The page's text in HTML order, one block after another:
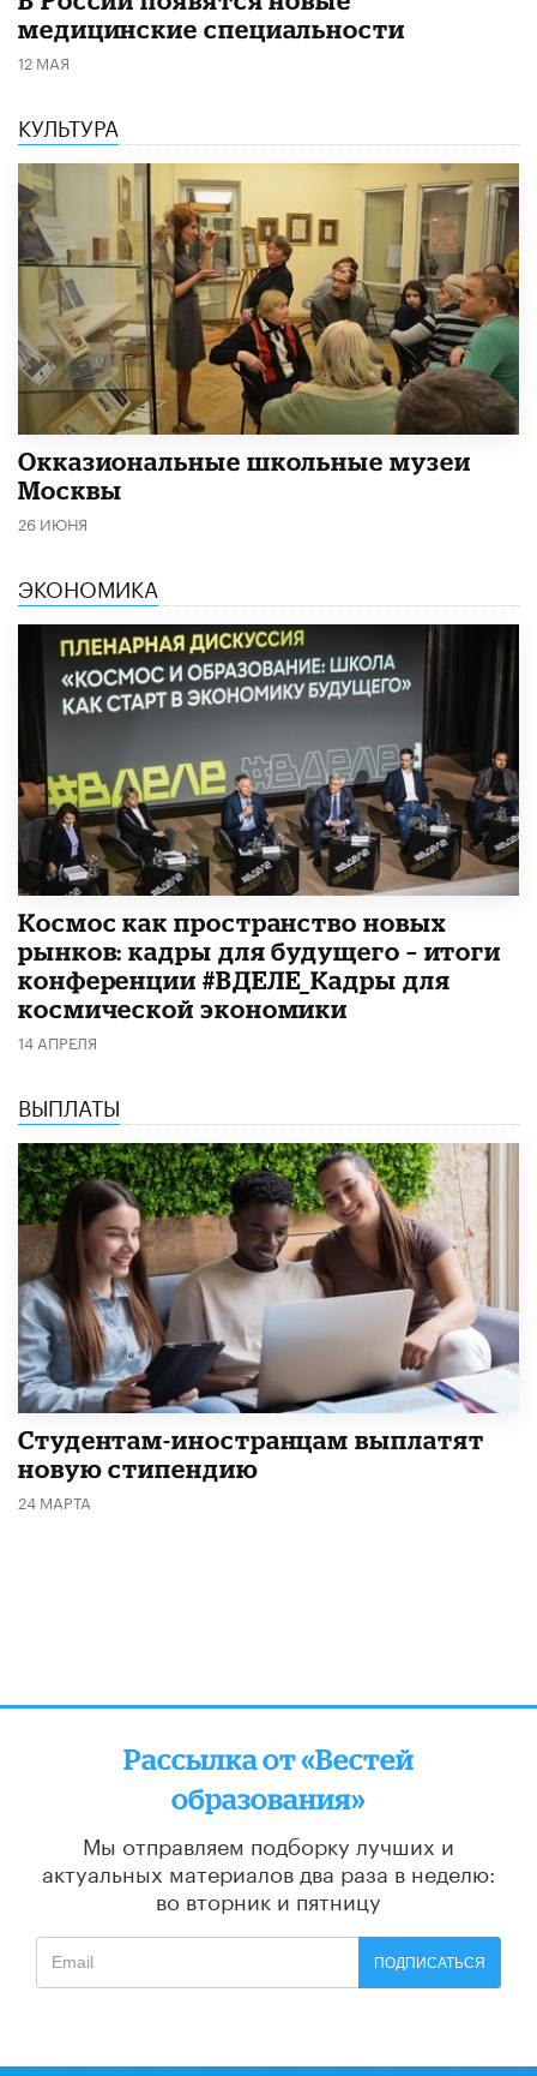
медицинские специальности
12 МАЯ
КУЛЬТУРА
​Окказиональные школьные музеи
Москвы
26 ИЮНЯ
ЭКОНОМИКА
Космос как пространство новых
рынков: кадры для будущего – итоги
конференции #ВДЕЛЕ_Кадры для
космической экономики
14 АПРЕЛЯ
ВЫПЛАТЫ
Студентам-иностранцам выплатят
новую стипендию
24 МАРТА
Рассылка от «Вестей
образования»
Мы отправляем подборку лучших и
актуальных материалов два раза в неделю:
во вторник и пятницу
ПОДПИСАТЬСЯ